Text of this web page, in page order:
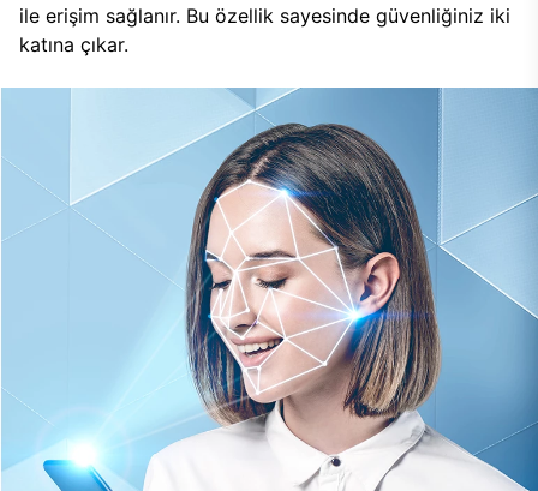
ile erişim sağlanır. Bu özellik sayesinde güvenliğiniz iki
katına çıkar.